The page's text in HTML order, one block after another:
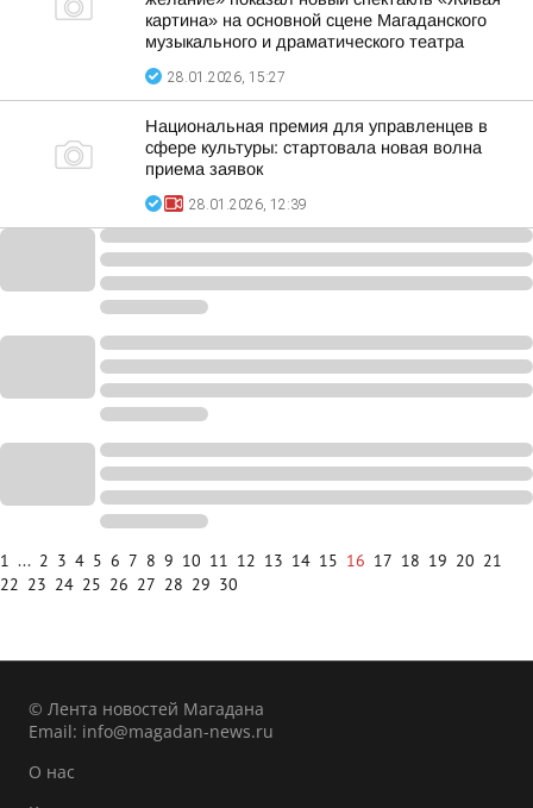
картина» на основной сцене Магаданского
музыкального и драматического театра
28.01.2026, 15:27
Национальная премия для управленцев в
сфере культуры: стартовала новая волна
приема заявок
28.01.2026, 12:39
1 ... 2 3 4 5 6 7 8 9 10 11 12 13 14 15 16 17 18 19 20 21
22 23 24 25 26 27 28 29 30
© Лента новостей Магадана
Email: info@magadan-news.ru
О нас